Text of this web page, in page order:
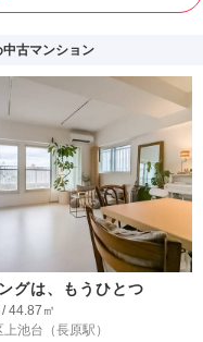
古マンション
グは、もうひとつ
44.87㎡
上池台 （長原駅）